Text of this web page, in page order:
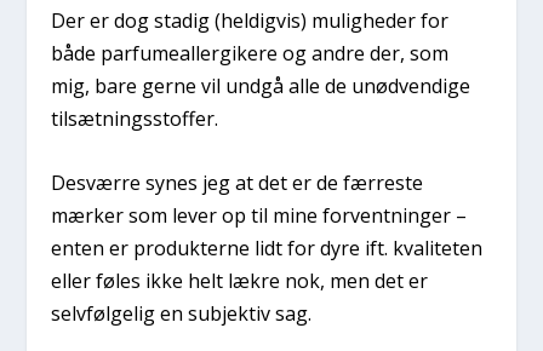
Der er dog stadig (heldigvis) muligheder for
både parfumeallergikere og andre der, som
mig, bare gerne vil undgå alle de unødvendige
tilsætningsstoffer.
Desværre synes jeg at det er de færreste
mærker som lever op til mine forventninger –
enten er produkterne lidt for dyre ift. kvaliteten
eller føles ikke helt lækre nok, men det er
selvfølgelig en subjektiv sag.